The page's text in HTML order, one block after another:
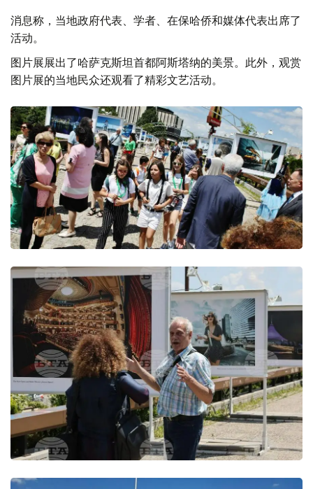
消息称，当地政府代表、学者、在保哈侨和媒体代表出席了
活动。
图片展展出了哈萨克斯坦首都阿斯塔纳的美景。此外，观赏
图片展的当地民众还观看了精彩文艺活动。